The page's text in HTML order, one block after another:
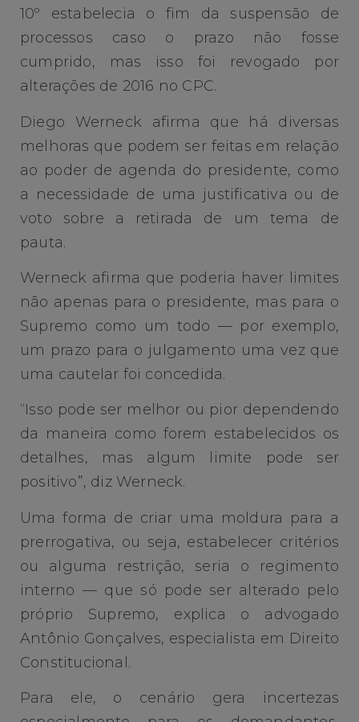
10º estabelecia o fim da suspensão de
processos caso o prazo não fosse
cumprido, mas isso foi revogado por
alterações de 2016 no CPC.
Diego Werneck afirma que há diversas
melhoras que podem ser feitas em relação
ao poder de agenda do presidente, como
a necessidade de uma justificativa ou de
voto sobre a retirada de um tema de
pauta.
Werneck afirma que poderia haver limites
não apenas para o presidente, mas para o
Supremo como um todo — por exemplo,
um prazo para o julgamento uma vez que
uma cautelar foi concedida.
“Isso pode ser melhor ou pior dependendo
da maneira como forem estabelecidos os
detalhes, mas algum limite pode ser
positivo”, diz Werneck.
Uma forma de criar uma moldura para a
prerrogativa, ou seja, estabelecer critérios
ou alguma restrição, seria o regimento
interno — que só pode ser alterado pelo
próprio Supremo, explica o advogado
Antônio Gonçalves, especialista em Direito
Constitucional.
Para ele, o cenário gera incertezas